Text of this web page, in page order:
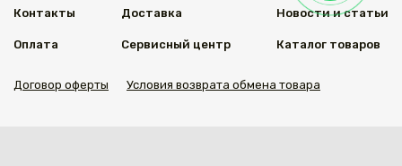
Контакты
Оплата
Доставка
Сервисный центр
Новости и статьи
Каталог товаров
Договор оферты Условия возврата обмена товара